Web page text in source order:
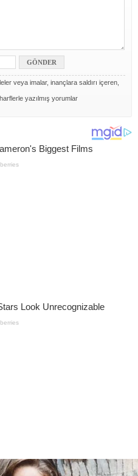
veya imalar, inançlara saldırı içeren,
yazılmış yorumlar